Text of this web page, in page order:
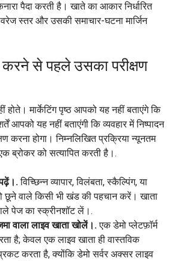
पैदा करती है। खाते का आकार निर्धारित
स्तर और उसकी समाचार-घटना मार्जिन
करने से पहले उसका परीक्षण
होते। मार्केटिंग पृष्ठ आपको यह नहीं बताएंगे कि
आपको यह नहीं बताएंगी कि व्यवहार में निष्पादन
करना होगा। निम्नलिखित प्रक्रिया न्यूनतम
ब्रोकर को सत्यापित करती है।.
विच्छिन्न व्यापार, विलंबता, स्कैल्पिंग, या
छूने वाले किसी भी खंड की पहचान करें। खाता
पेज का स्क्रीनशॉट लें।.
वाला लाइव खाता खोलें।.एक डेमो प्लेटफ़ॉर्म
है; केवल एक लाइव खाता ही वास्तविक
प्रकट करता है, क्योंकि डेमो सर्वर अक्सर लाइव